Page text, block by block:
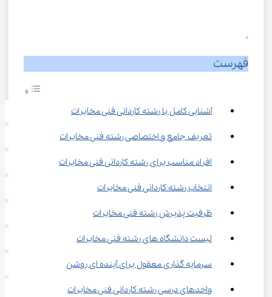
0
فهرست
آشنایی کامل با رشته کاردانی فنی مخابرات
تعریف جامع و اختصاصی رشته فنی مخابرات
افراد مناسب برای رشته کاردانی فنی مخابرات
انتخاب رشته کاردانی فنی مخابرات
ظرفیت پذیرش رشته فنی مخابرات
لیست دانشگاه های رشته فنی مخابرات
سرمایه‌ گذاری معقول برای آینده ‌ای روشن
واحدهای درسی رشته کاردانی فنی مخابرات